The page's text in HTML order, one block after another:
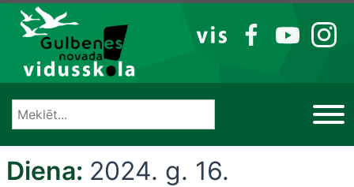
Izlaist
VIS
FB YT IG
Diena: 2024. g. 16.